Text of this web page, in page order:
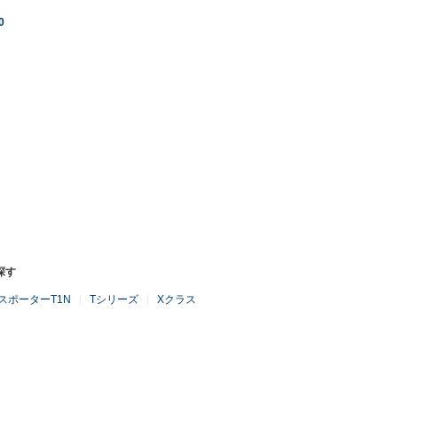
す
ポーターT1N Tシリーズ Xクラス